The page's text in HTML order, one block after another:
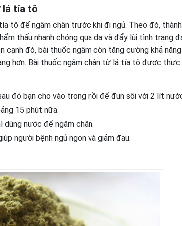
lá tía tô
tô để ngâm chân trước khi đi ngủ. Theo đó,
thấu nhanh chóng qua da và đẩy lùi tình trạng
cạnh đó, bài thuốc ngâm còn tăng cường khả
hơn. Bài thuốc ngâm chân từ lá tía tô được thực
đó bạn cho vào trong nồi để đun sôi với 2 lít
15 phút nữa.
dùng nước để ngâm chân.
người bệnh ngủ ngon và giảm đau.